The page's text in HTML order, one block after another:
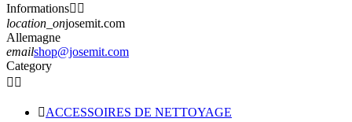
Informations 
location_onjosemit.com
Allemagne
emailshop@josemit.com
Category
 
ACCESSOIRES DE NETTOYAGE